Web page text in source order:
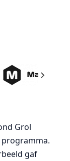
Grol
programma.
gaf